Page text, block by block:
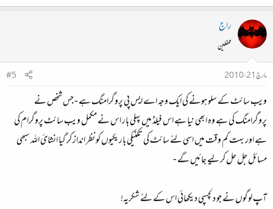
راج
محفلین
مارچ 21، 2010
#5
ویب سائٹ کے سلو ہونے کی ایک وجہ اے ایس پی پروگرامنگ ہے - جس شخص نے
پروگرامنگ کی ہے وہ ابھی نیا ہے اس فیلڈ میں پہلی بار اس نے مکمل ویب سائٹ پروگرام کی
ہے اور بہت کم وقت میں اسی لئے سائٹ کی تکنیکی باریکیوں کو نظر انداز کر گیا انشائ اللہ سبھی
مسائل جل حل کر لیے جائیں گے -
آپ لوگوں نے جو دلچسپی دیکھائی اس کے لئے شکریہ!